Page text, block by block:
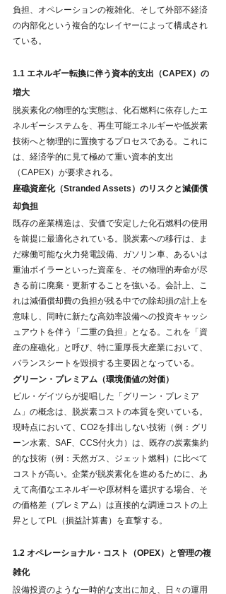
負担、オペレーションの複雑化、そして外部不経済
の内部化という複合的なレイヤーによって構成され
ている。
1.1 エネルギー転換に伴う資本的支出（CAPEX）の
増大
脱炭素化の物理的な実態は、化石燃料に依存したエ
ネルギーシステムを、再生可能エネルギーや低炭素
技術へと物理的に置換するプロセスである。これに
は、経済学的に見て極めて重い資本的支出
（CAPEX）が要求される。
座礁資産化（Stranded Assets）のリスクと減価償
却負担
既存の産業構造は、安価で安定した化石燃料の使用
を前提に最適化されている。脱炭素への移行は、ま
だ稼働可能な火力発電設備、ガソリン車、あるいは
重油ボイラーといった資産を、その物理的寿命が尽
きる前に廃棄・更新することを強いる。会計上、こ
れは減価償却費の負担が残る中での除却損の計上を
意味し、同時に新たな高効率設備への投資キャッシ
ュアウトを伴う「二重の負担」となる。これを「資
産の座礁化」と呼び、特に重厚長大産業において、
バランスシートを毀損する主要因となっている。
グリーン・プレミアム（環境価値の対価）
ビル・ゲイツらが提唱した「グリーン・プレミア
ム」の概念は、脱炭素コストの本質を突いている。
現時点において、CO2を排出しない技術（例：グリ
ーン水素、SAF、CCS付火力）は、既存の炭素集約
的な技術（例：天然ガス、ジェット燃料）に比べて
コストが高い。企業が脱炭素化を進めるために、あ
えて高価なエネルギーや原材料を選択する場合、そ
の価格差（プレミアム）は直接的な調達コストの上
昇としてPL（損益計算書）を直撃する。
1.2 オペレーショナル・コスト（OPEX）と管理の複
雑化
設備投資のような一時的な支出に加え、日々の運用